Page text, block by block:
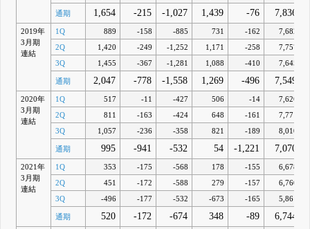
通期 1,654 -215 -1,027 1,439 -76 7,836
2019年
3月期
連結
1Q 889 -158 -885 731 -162
7,682
2Q
1,420 -249 -1,252 1,171 -258
7,757
3Q
1,455 -367 -1,281 1,088 -410 7,645
通期 2,047 -778 -1,558 1,269 -496 7,549
2020年
3月期
連結
1Q 517 -11 -427 506 -14
7,626
2Q
811 -163 -424 648 -161
7,771
3Q
1,057 -236 -358 821 -189 8,010
通期 995 -941 -532 54 -1,221 7,070
2021年
3月期
連結
1Q 353 -175 -568 178 -155
6,678
2Q
451 -172 -588 279 -157
6,760
3Q
-496 -177 -532 -673 -165 5,861
通期 520 -172 -674 348 -89 6,744